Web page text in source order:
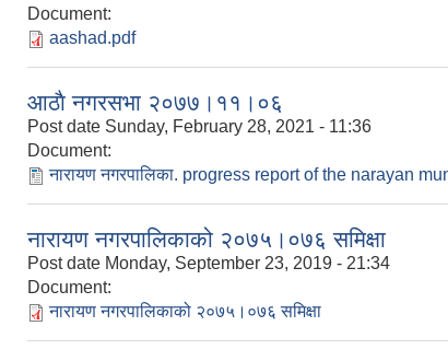
Document:
aashad.pdf
आठाै नगरसभा २०७७।११।०६
Post date Sunday, February 28, 2021 - 11:36
Document:
नारायण नगरपालिका. progress report of the narayan
नारायण नगरपालिकाको २०७५।०७६ समिक्षा
Post date Monday, September 23, 2019 - 21:34
Document:
नारायण नगरपालिकाको २०७५।०७६ समिक्षा